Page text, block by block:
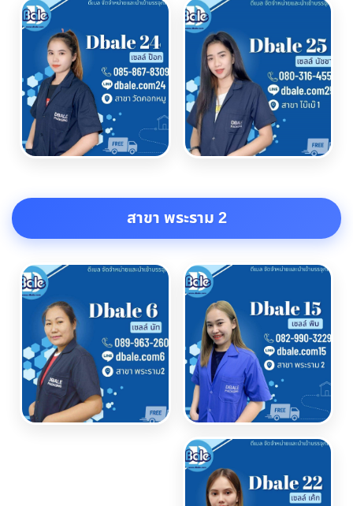
สาขา พระราม 2